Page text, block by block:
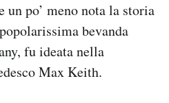
un po’ meno nota la storia
bevanda
fu ideata nella
Max Keith.